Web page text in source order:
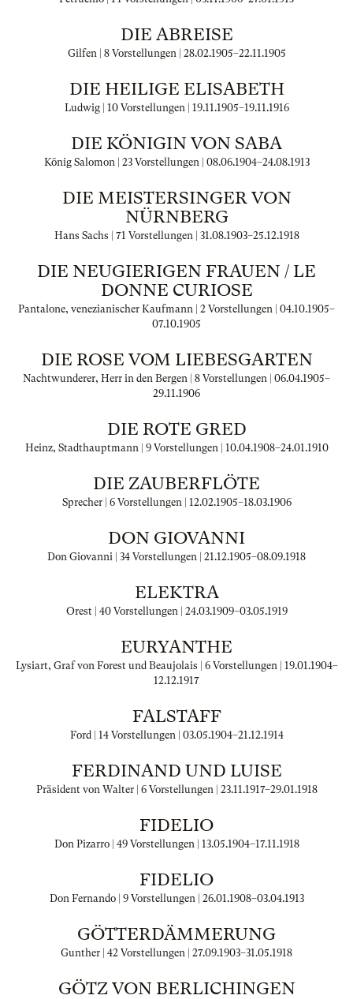
DIE ABREISE
Gilfen | 8 Vorstellungen | 28.02.1905–22.11.1905
DIE HEILIGE ELISABETH
Ludwig | 10 Vorstellungen | 19.11.1905–19.11.1916
DIE KÖNIGIN VON SABA
König Salomon | 23 Vorstellungen | 08.06.1904–24.08.1913
DIE MEISTERSINGER VON
NÜRNBERG
Hans Sachs | 71 Vorstellungen | 31.08.1903–25.12.1918
DIE NEUGIERIGEN FRAUEN / LE
DONNE CURIOSE
Pantalone, venezianischer Kaufmann | 2 Vorstellungen | 04.10.1905–
07.10.1905
DIE ROSE VOM LIEBESGARTEN
Nachtwunderer, Herr in den Bergen | 8 Vorstellungen | 06.04.1905–
29.11.1906
DIE ROTE GRED
Heinz, Stadthauptmann | 9 Vorstellungen | 10.04.1908–24.01.1910
DIE ZAUBERFLÖTE
Sprecher | 6 Vorstellungen | 12.02.1905–18.03.1906
DON GIOVANNI
Don Giovanni | 34 Vorstellungen | 21.12.1905–08.09.1918
ELEKTRA
Orest | 40 Vorstellungen | 24.03.1909–03.05.1919
EURYANTHE
Lysiart, Graf von Forest und Beaujolais | 6 Vorstellungen | 19.01.1904–
12.12.1917
FALSTAFF
Ford | 14 Vorstellungen | 03.05.1904–21.12.1914
FERDINAND UND LUISE
Präsident von Walter | 6 Vorstellungen | 23.11.1917–29.01.1918
FIDELIO
Don Pizarro | 49 Vorstellungen | 13.05.1904–17.11.1918
FIDELIO
Don Fernando | 9 Vorstellungen | 26.01.1908–03.04.1913
GÖTTERDÄMMERUNG
Gunther | 42 Vorstellungen | 27.09.1903–31.05.1918
GÖTZ VON BERLICHINGEN